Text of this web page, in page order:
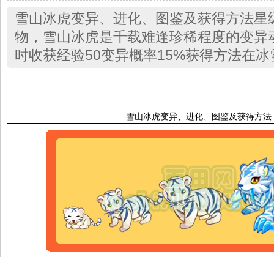
雪山冰虎变异、进化、图鉴及获得方法星
物，雪山冰虎是千载难逢珍稀程度的变异
时收获经验50变异概率15%获得方法在
雪山冰虎变异、进化、图鉴及获得方法